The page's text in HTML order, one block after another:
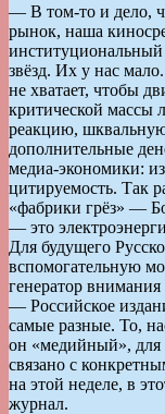
— В том-то и дело,
рынок, наша
институциональный
звёзд. Их у нас
не хватает, чтобы
критической массы
реакцию,
дополнительные
медиа-экономики:
цитируемость. Так
«фабрики грёз» —
— это
Для будущего
вспомогательную
генератор
— Российское
самые разные. То,
он «медийный»,
связано с
на этой неделе, в
журнал.